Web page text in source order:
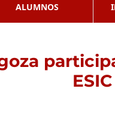
ALUMNOS